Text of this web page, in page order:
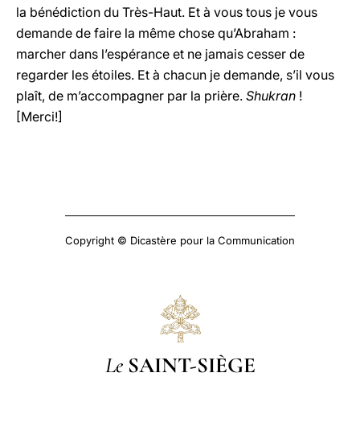
la bénédiction du Très-Haut. Et à vous tous je vous
demande de faire la même chose qu’Abraham :
marcher dans l’espérance et ne jamais cesser de
regarder les étoiles. Et à chacun je demande, s’il vous
plaît, de m’accompagner par la prière. Shukran !
[Merci!]
Copyright © Dicastère pour la Communication
Le SAINT-SIÈGE